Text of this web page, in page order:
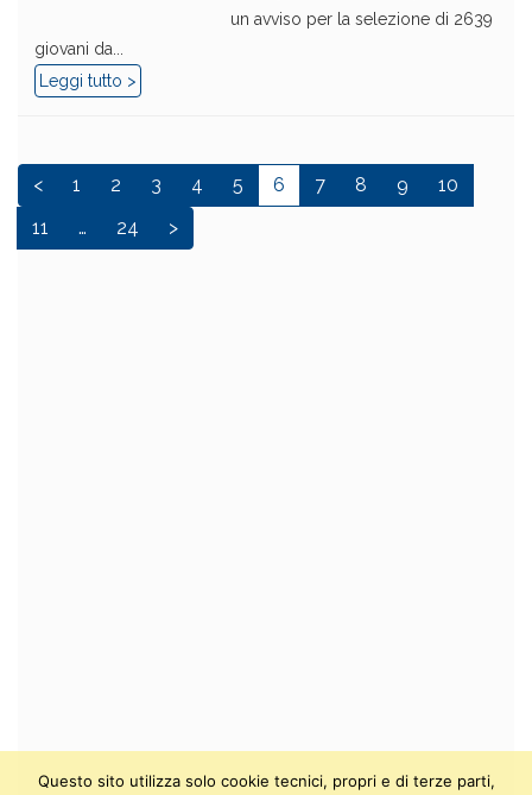
un avviso per la selezione di 2639
giovani da...
Leggi tutto >
< 1 2 3 4 5 6 7 8 9
10
11
… 24 >
Questo sito utilizza solo cookie tecnici, propri e di terze parti,